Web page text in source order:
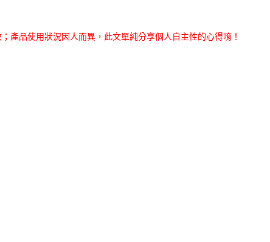
產品使用狀況因人而異，此文單純分享個人自主性的心得唷！